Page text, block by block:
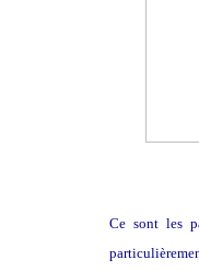
Ce sont les